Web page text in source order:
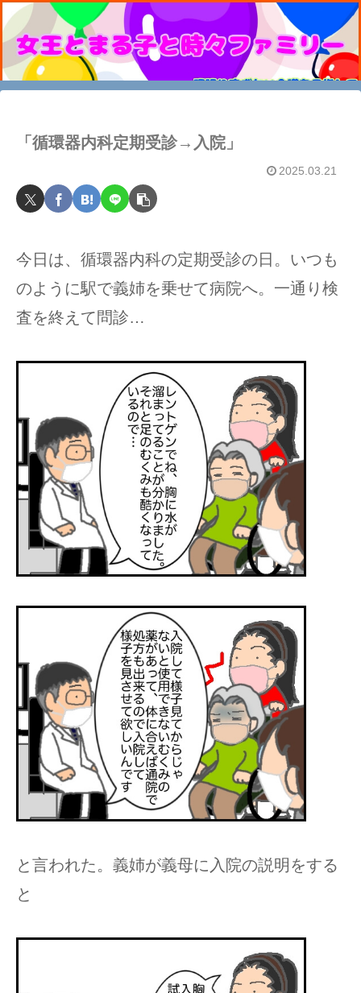
「循環器内科定期受診→入院」
2025.03.21
今日は、循環器内科の定期受診の日。いつも
のように駅で義姉を乗せて病院へ。一通り検
査を終えて問診…
と言われた。義姉が義母に入院の説明をする
と